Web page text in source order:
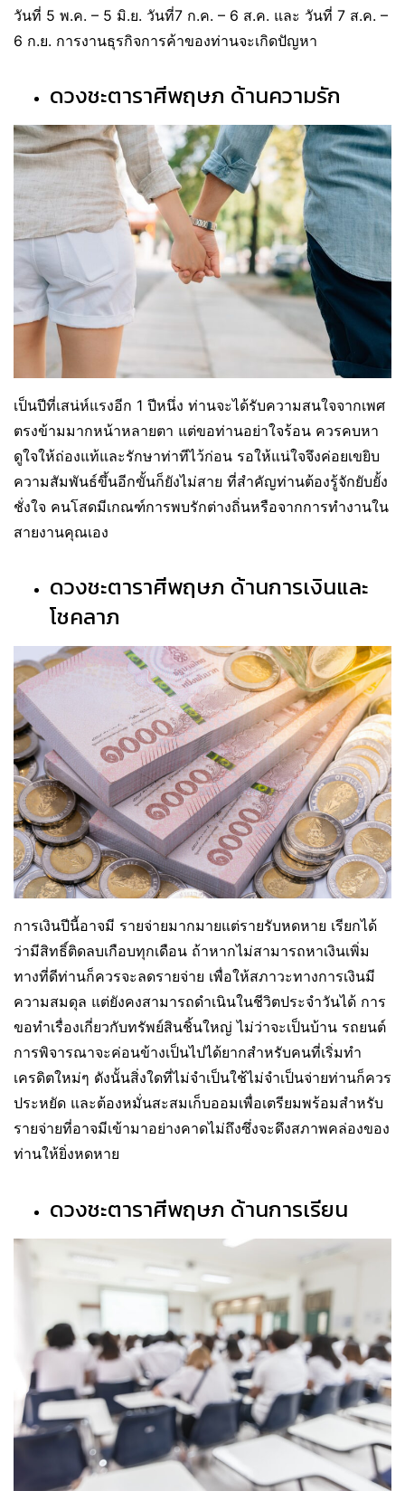
วันที่ 5 พ.ค. – 5 มิ.ย. วันที่7 ก.ค. – 6 ส.ค. และ วันที่ 7 ส.ค. –
6 ก.ย. การงานธุรกิจการค้าของท่านจะเกิดปัญหา
ดวงชะตาราศีพฤษภ ด้านความรัก
เป็นปีที่เสน่ห์แรงอีก 1 ปีหนึ่ง ท่านจะได้รับความสนใจจากเพศ
ตรงข้ามมากหน้าหลายตา แต่ขอท่านอย่าใจร้อน ควรคบหา
ดูใจให้ถ่องแท้และรักษาท่าทีไว้ก่อน รอให้แน่ใจจึงค่อยเขยิบ
ความสัมพันธ์ขึ้นอีกขั้นก็ยังไม่สาย ที่สำคัญท่านต้องรู้จักยับยั้ง
ชั่งใจ คนโสดมีเกณฑ์การพบรักต่างถิ่นหรือจากการทำงานใน
สายงานคุณเอง
ดวงชะตาราศีพฤษภ ด้านการเงินและ
โชคลาภ
การเงินปีนี้อาจมี รายจ่ายมากมายแต่รายรับหดหาย เรียกได้
ว่ามีสิทธิ์ติดลบเกือบทุกเดือน ถ้าหากไม่สามารถหาเงินเพิ่ม
ทางที่ดีท่านก็ควรจะลดรายจ่าย เพื่อให้สภาวะทางการเงินมี
ความสมดุล แต่ยังคงสามารถดำเนินในชีวิตประจำวันได้ การ
ขอทำเรื่องเกี่ยวกับทรัพย์สินชิ้นใหญ่ ไม่ว่าจะเป็นบ้าน รถยนต์
การพิจารณาจะค่อนข้างเป็นไปได้ยากสำหรับคนที่เริ่มทำ
เครดิตใหม่ๆ ดังนั้นสิ่งใดที่ไม่จำเป็นใช้ไม่จำเป็นจ่ายท่านก็ควร
ประหยัด และต้องหมั่นสะสมเก็บออมเพื่อเตรียมพร้อมสำหรับ
รายจ่ายที่อาจมีเข้ามาอย่างคาดไม่ถึงซึ่งจะดึงสภาพคล่องของ
ท่านให้ยิ่งหดหาย
ดวงชะตาราศีพฤษภ ด้านการเรียน